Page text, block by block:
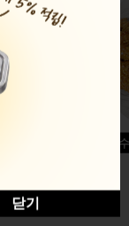
허니옥
닫기